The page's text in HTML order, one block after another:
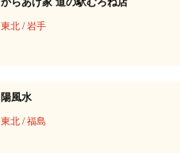
東北/岩手
陽風水
東北/福島